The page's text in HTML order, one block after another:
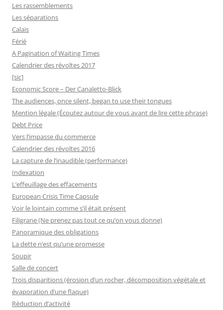
Les rassemblements
Les séparations
Calais
Férié
A Pagination of Waiting Times
Calendrier des révoltes 2017
[sic]
Economic Score – Der Canaletto-Blick
The audiences, once silent, began to use their tongues
Mention légale (Écoutez autour de vous avant de lire cette phrase)
Debt Price
Vers l’impasse du commerce
Calendrier des révoltes 2016
La capture de l’inaudible (performance)
Indexation
L’effeuillage des effacements
European Crisis Time Capsule
Voir le lointain comme s’il était présent
Filigrane (Ne prenez pas tout ce qu’on vous donne)
Panoramique des obligations
La dette n’est qu’une promesse
Soupir
Salle de concert
Trois disparitions (érosion d’un rocher, décomposition végétale et
évaporation d’une flaque)
Réduction d’activité